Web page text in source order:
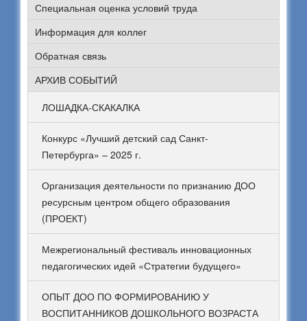
Специальная оценка условий труда
Информация для коллег
Обратная связь
АРХИВ СОБЫТИЙ
ЛОШАДКА-СКАКАЛКА
Конкурс «Лучший детский сад Санкт-
Петербурга» – 2025 г.
Организация деятельности по признанию ДОО
ресурсным центром общего образования
(ПРОЕКТ)
Межрегиональный фестиваль инновационных
педагогических идей «Стратегии будущего»
ОПЫТ ДОО ПО ФОРМИРОВАНИЮ У
ВОСПИТАННИКОВ ДОШКОЛЬНОГО ВОЗРАСТА